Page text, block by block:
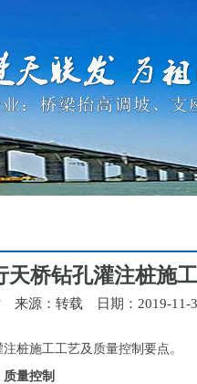
天桥钻孔灌注桩施
来源：转载 日期：2019-11-
桩施工工艺及质量控制要点。
量控制